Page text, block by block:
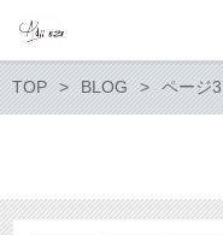
TOP BLOG ページ3